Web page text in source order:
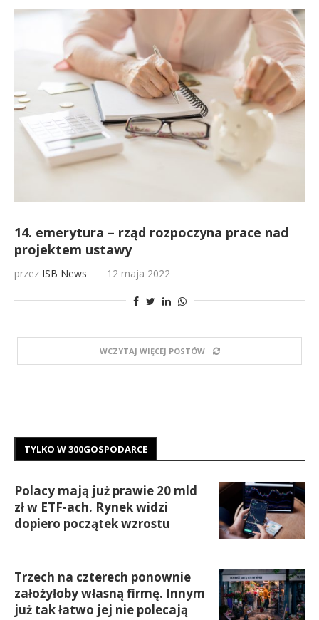
14. emerytura – rząd rozpoczyna prace nad
projektem ustawy
przez ISB News 12 maja 2022
WCZYTAJ WIĘCEJ POSTÓW
TYLKO W 300GOSPODARCE
Polacy mają już prawie 20 mld
zł w ETF-ach. Rynek widzi
dopiero początek wzrostu
Trzech na czterech ponownie
założyłoby własną firmę. Innym
już tak łatwo jej nie polecają